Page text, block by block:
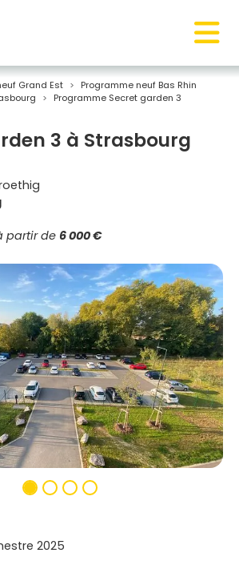
Grand Est
Programme neuf Bas Rhin
Programme Secret garden 3
3 à Strasbourg
partir de 6 000 €
2025